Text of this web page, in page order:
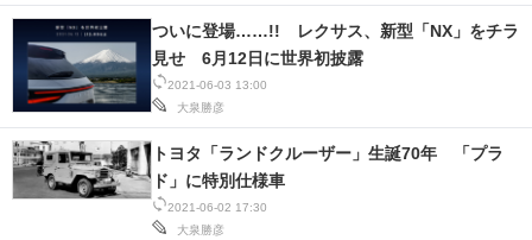
2021-06-03 13:00
大泉勝彦
ついに登場……!! レクサス、新型「NX」をチラ
見せ 6月12日に世界初披露
2021-06-02 17:30
大泉勝彦
トヨタ「ランドクルーザー」生誕70年 「プラ
ド」に特別仕様車